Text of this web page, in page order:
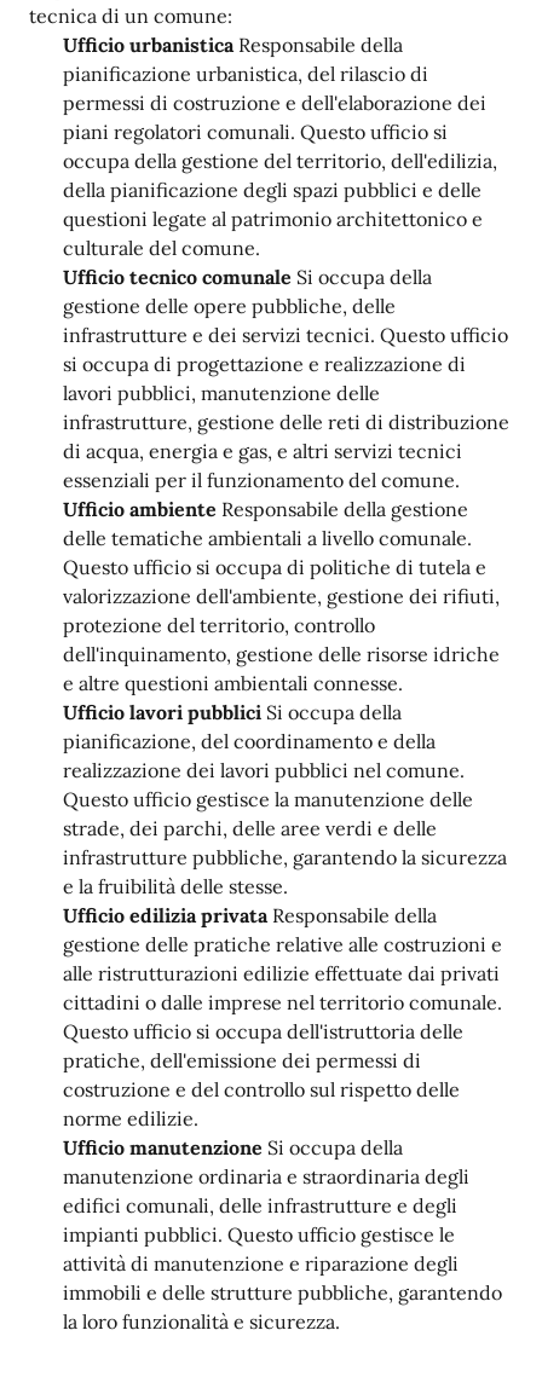
tecnica di un comune:
Ufficio urbanistica Responsabile della
pianificazione urbanistica, del rilascio di
permessi di costruzione e dell'elaborazione dei
piani regolatori comunali. Questo ufficio si
occupa della gestione del territorio, dell'edilizia,
della pianificazione degli spazi pubblici e delle
questioni legate al patrimonio architettonico e
culturale del comune.
Ufficio tecnico comunale Si occupa della
gestione delle opere pubbliche, delle
infrastrutture e dei servizi tecnici. Questo ufficio
si occupa di progettazione e realizzazione di
lavori pubblici, manutenzione delle
infrastrutture, gestione delle reti di distribuzione
di acqua, energia e gas, e altri servizi tecnici
essenziali per il funzionamento del comune.
Ufficio ambiente Responsabile della gestione
delle tematiche ambientali a livello comunale.
Questo ufficio si occupa di politiche di tutela e
valorizzazione dell'ambiente, gestione dei rifiuti,
protezione del territorio, controllo
dell'inquinamento, gestione delle risorse idriche
e altre questioni ambientali connesse.
Ufficio lavori pubblici Si occupa della
pianificazione, del coordinamento e della
realizzazione dei lavori pubblici nel comune.
Questo ufficio gestisce la manutenzione delle
strade, dei parchi, delle aree verdi e delle
infrastrutture pubbliche, garantendo la sicurezza
e la fruibilità delle stesse.
Ufficio edilizia privata Responsabile della
gestione delle pratiche relative alle costruzioni e
alle ristrutturazioni edilizie effettuate dai privati
cittadini o dalle imprese nel territorio comunale.
Questo ufficio si occupa dell'istruttoria delle
pratiche, dell'emissione dei permessi di
costruzione e del controllo sul rispetto delle
norme edilizie.
Ufficio manutenzione Si occupa della
manutenzione ordinaria e straordinaria degli
edifici comunali, delle infrastrutture e degli
impianti pubblici. Questo ufficio gestisce le
attività di manutenzione e riparazione degli
immobili e delle strutture pubbliche, garantendo
la loro funzionalità e sicurezza.